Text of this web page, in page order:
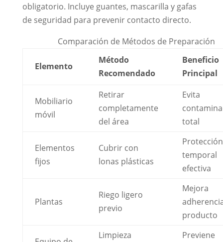
obligatorio. Incluye guantes, mascarilla y gafas
de seguridad para prevenir contacto directo.
Comparación de Métodos de Preparación
Elemento
Método
Recomendado
Beneficio
Principal
Mobiliario
móvil
Retirar
completamente
del área
Evita
total
Elementos
fijos
Cubrir con
lonas plásticas
Protección
temporal
efectiva
Plantas
Riego ligero
previo
Mejora
producto
Limpieza Previene